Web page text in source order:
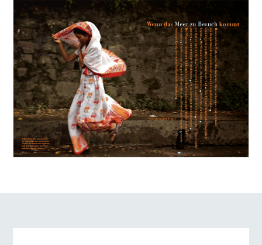
Ende
der
Bildgalerie
springen
Anfang
der
Bildgalerie
springen